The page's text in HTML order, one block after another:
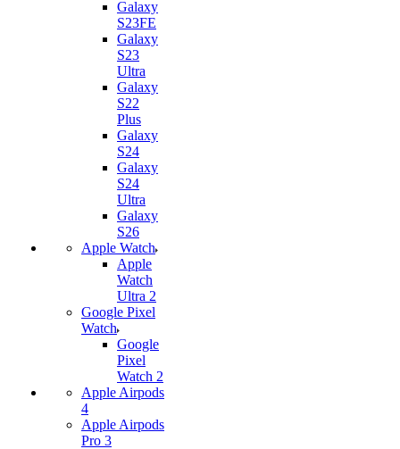
Galaxy
S23FE
Galaxy
S23
Ultra
Galaxy
S22
Plus
Galaxy
S24
Galaxy
S24
Ultra
Galaxy
S26
Apple Watch
Apple
Watch
Ultra 2
Google Pixel
Watch
Google
Pixel
Watch 2
Apple Airpods
4
Apple Airpods
Pro 3